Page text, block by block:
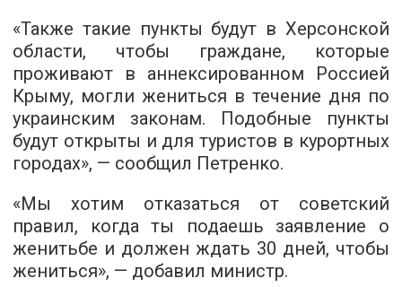
«Также такие пункты будут в Херсонской
области, чтобы граждане, которые
проживают в аннексированном Россией
Крыму, могли жениться в течение дня по
украинским законам. Подобные пункты
будут открыты и для туристов в курортных
городах», — сообщил Петренко.
«Мы хотим отказаться от советский
правил, когда ты подаешь заявление о
женитьбе и должен ждать 30 дней, чтобы
жениться», — добавил министр.